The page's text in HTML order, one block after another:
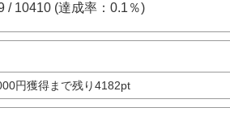
/ 10410 (達成率：0.1％)
円獲得まで残り4182pt